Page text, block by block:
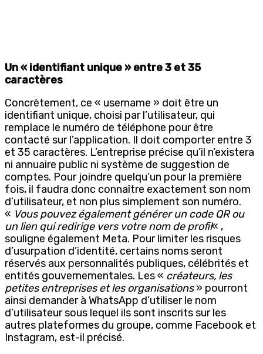
Un « identifiant unique » entre 3 et 35
caractères
Concrètement, ce « username » doit être un
identifiant unique, choisi par l’utilisateur, qui
remplace le numéro de téléphone pour être
contacté sur l’application. Il doit comporter entre 3
et 35 caractères. L’entreprise précise qu’il n’existera
ni annuaire public ni système de suggestion de
comptes. Pour joindre quelqu’un pour la première
fois, il faudra donc connaître exactement son nom
d’utilisateur, et non plus simplement son numéro.
« Vous pouvez également générer un code QR ou
un lien qui redirige vers votre nom de profil« ,
souligne également Meta. Pour limiter les risques
d’usurpation d’identité, certains noms seront
réservés aux personnalités publiques, célébrités et
entités gouvernementales. Les « créateurs, les
petites entreprises et les organisations» pourront
ainsi demander à WhatsApp d’utiliser le nom
d’utilisateur sous lequel ils sont inscrits sur les
autres plateformes du groupe, comme Facebook et
Instagram, est-il précisé.